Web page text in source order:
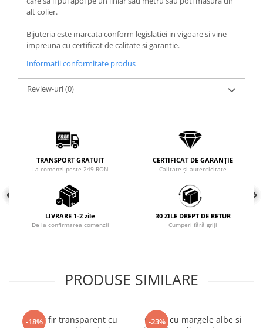
BRĂȚĂRI DE PICIOR
Brățări de picior din Aur
Brățări de picior din Argint
COLIERE
Coliere cu mărgele colorate și
Argint
alt colier.
Bijuteria este marcata conform legislatiei in vigoare si vine
impreuna cu certificat de calitate si garantie.
Informatii conformitate produs
Review-uri(0)
TRANSPORT GRATUIT
La comenzi peste 249 RON
CERTIFICAT DE GARANȚIE
Calitate și autenticitate
LIVRARE 1-2 zile
De la confirmarea comenzii
30 ZILE DREPT DE RETUR
Cumperi fără griji
PRODUSE SIMILARE
-18%
Colier fir transparent cu
-23%
Colier cu margele albe si